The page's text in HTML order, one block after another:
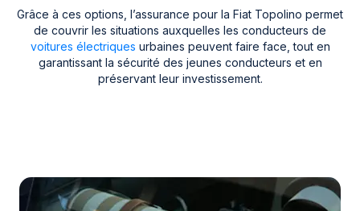
Grâce à ces options, l’assurance pour la Fiat Topolino permet
de couvrir les situations auxquelles les conducteurs de
voitures électriques urbaines peuvent faire face, tout en
garantissant la sécurité des jeunes conducteurs et en
préservant leur investissement.